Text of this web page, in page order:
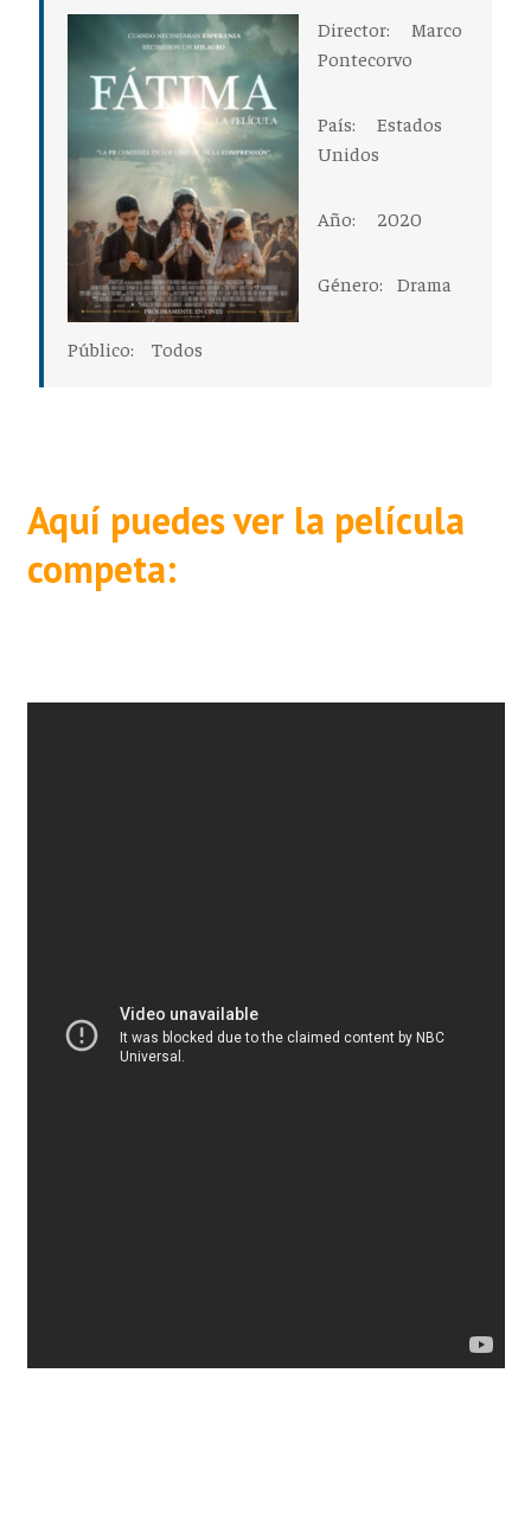
Director: Marco
Pontecorvo
País: Estados
Unidos
Año: 2020
Género: Drama
Público: Todos
Aquí puedes ver la película
competa: